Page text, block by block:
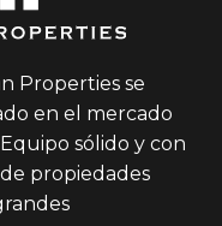
Properties se
en el mercado
sólido y con
propiedades